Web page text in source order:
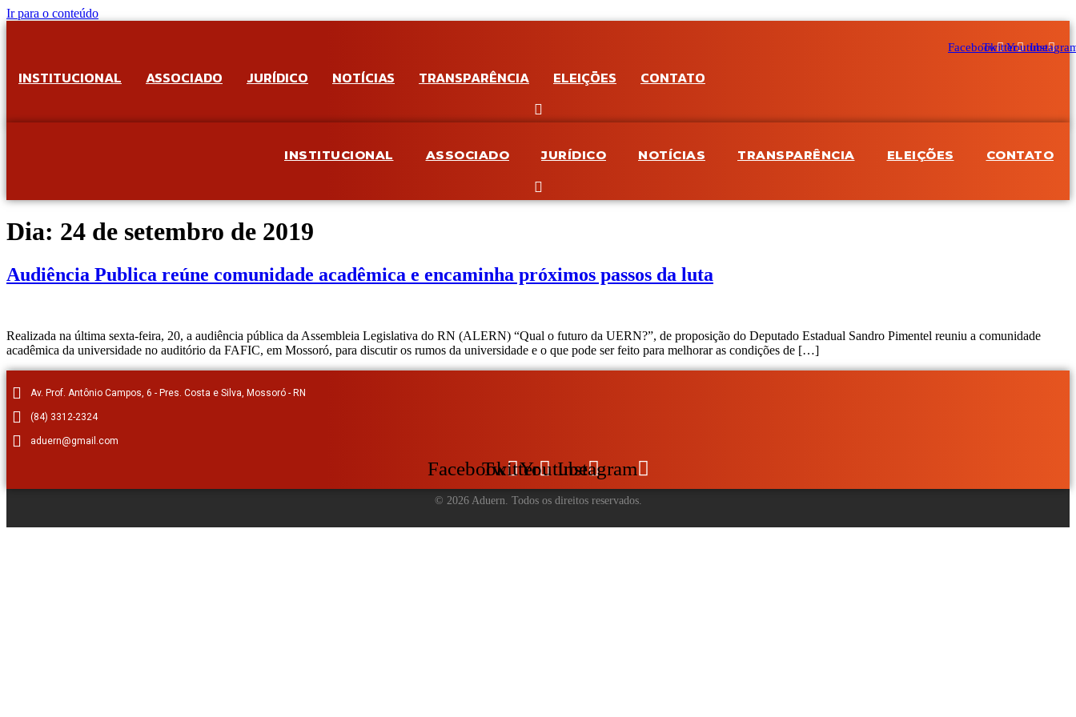
Ir para o conteúdo
FacebookTwitterYoutube
INSTITUCIONAL ASSOCIADO JURÍDICO NOTÍCIAS TRANSPARÊNCIA ELEIÇÕES CONTATO
INSTITUCIONAL ASSOCIADO JURÍDICO NOTÍCIAS TRANSPARÊNCIA ELEIÇÕES CONTATO
Dia: 24 de setembro de 2019
Audiência Publica reúne comunidade acadêmica e encaminha próximos passos da luta
Realizada na última sexta-feira, 20, a audiência pública da Assembleia Legislativa do RN (ALERN) “Qual o futuro da UERN?”, de proposição do Deputado Estadual Sandro Pimentel reuniu a comunidade
acadêmica da universidade no auditório da FAFIC, em Mossoró, para discutir os rumos da universidade e o que pode ser feito para melhorar as condições de […]
Av. Prof. Antônio Campos, 6 - Pres. Costa e Silva, Mossoró - RN
(84) 3312-2324
aduern@gmail.com
FacebookTwitterYoutubeInstagram
© 2026Aduern. Todos os direitos reservados.